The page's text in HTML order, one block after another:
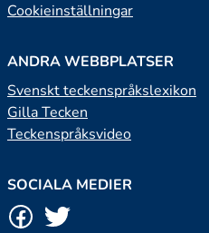
Cookieinställningar
ANDRA WEBBPLATSER
Svenskt teckenspråkslexikon
Gilla Tecken
Teckenspråksvideo
SOCIALA MEDIER